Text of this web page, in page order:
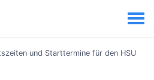
und Starttermine für den HSU